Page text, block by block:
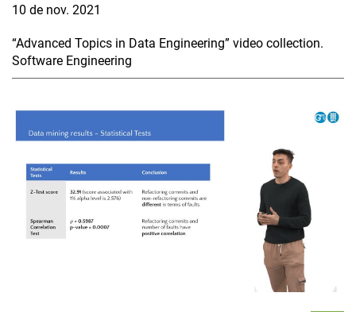
10 de nov. 2021
“Advanced Topics in Data Engineering” video collection.
Software Engineering